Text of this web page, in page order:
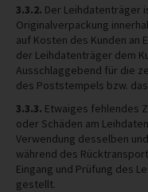
3.3.2. Der Leihdatenträger
Originalverpackung
auf Kosten des Kunden an
der Leihdatenträger dem
Ausschlaggebend für die
des Poststempels bzw.
3.3.3. Etwaiges fehlendes
oder Schäden am
Verwendung desselben
während des
Eingang und Prüfung des
gestellt.